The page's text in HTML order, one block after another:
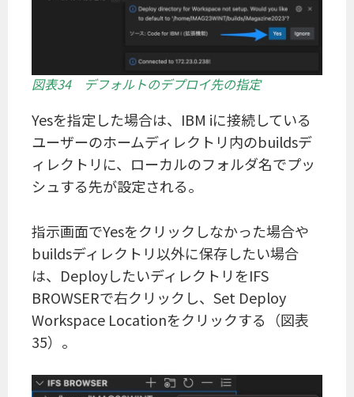
図表34 デフォルトのデプロイ先の指定
Yesを指定した場合は、IBM iに接続している
ユーザーのホームディレクトリ内のbuildsデ
ィレクトリに、ローカルのフォルダ名でプッ
シュする先が設定される。
指示画面でYesをクリックしなかった場合や
buildsディレクトリ以外に保存したい場合
は、DeployしたいディレクトリをIFS
BROWSERで右クリックし、Set Deploy
Workspace Locationをクリックする（図表
35）。